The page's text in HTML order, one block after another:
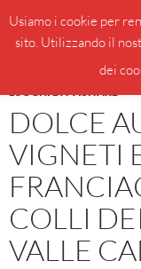
contenuto
BeppeBlog
LUOGHI DA VISITARE
DOLCE
VIGNETI
COLLI
VALLE
Usiamo i cookie per
sito. Utilizzando il
dei